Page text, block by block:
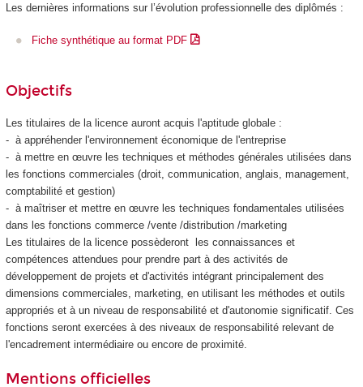
Les dernières informations sur l’évolution professionnelle des diplômés :
Fiche synthétique au format PDF
Objectifs
Les titulaires de la licence auront acquis l'aptitude globale :
- à appréhender l'environnement économique de l'entreprise
- à mettre en œuvre les techniques et méthodes générales utilisées dans
les fonctions commerciales (droit, communication, anglais, management,
comptabilité et gestion)
- à maîtriser et mettre en œuvre les techniques fondamentales utilisées
dans les fonctions commerce /vente /distribution /marketing
Les titulaires de la licence possèderont les connaissances et
compétences attendues pour prendre part à des activités de
développement de projets et d'activités intégrant principalement des
dimensions commerciales, marketing, en utilisant les méthodes et outils
appropriés et à un niveau de responsabilité et d'autonomie significatif. Ces
fonctions seront exercées à des niveaux de responsabilité relevant de
l'encadrement intermédiaire ou encore de proximité.
Mentions officielles